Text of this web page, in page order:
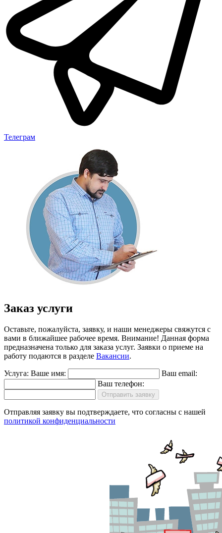
Телеграм
Заказ услуги
Оставьте, пожалуйста, заявку, и наши менеджеры свяжутся с
вами в ближайшее рабочее время. Внимание! Данная форма
предназначена только для заказа услуг. Заявки о приеме на
работу подаются в разделе Вакансии.
Услуга: Ваше имя:
Ваш email:
Ваш телефон:
Отправить заявку
Отправляя заявку вы подтверждаете, что согласны с нашей
политикой конфиденциальности